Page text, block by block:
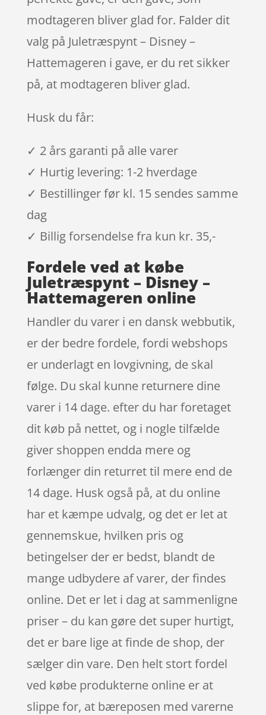
modtageren bliver glad for. Falder dit
valg på Juletræspynt – Disney –
Hattemageren i gave, er du ret sikker
på, at modtageren bliver glad.
Husk du får:
✓ 2 års garanti på alle varer
✓ Hurtig levering: 1-2 hverdage
✓ Bestillinger før kl. 15 sendes samme
dag
✓ Billig forsendelse fra kun kr. 35,-
Fordele ved at købe
Juletræspynt – Disney –
Hattemageren online
Handler du varer i en dansk webbutik,
er der bedre fordele, fordi webshops
er underlagt en lovgivning, de skal
følge. Du skal kunne returnere dine
varer i 14 dage. efter du har foretaget
dit køb på nettet, og i nogle tilfælde
giver shoppen endda mere og
forlænger din returret til mere end de
14 dage. Husk også på, at du online
har et kæmpe udvalg, og det er let at
gennemskue, hvilken pris og
betingelser der er bedst, blandt de
mange udbydere af varer, der findes
online. Det er let i dag at sammenligne
priser – du kan gøre det super hurtigt,
det er bare lige at finde de shop, der
sælger din vare. Den helt stort fordel
ved købe produkterne online er at
slippe for, at bæreposen med varerne